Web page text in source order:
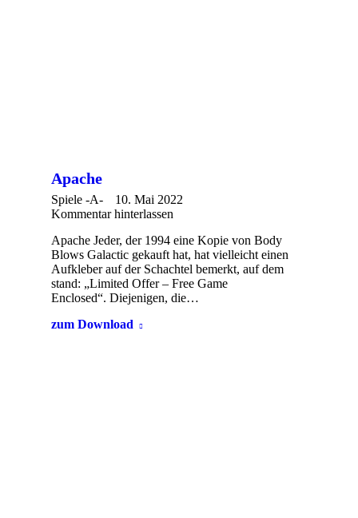
Apache
Spiele -A-
10. Mai 2022
Kommentar hinterlassen
Apache Jeder, der 1994 eine Kopie von Body
Blows Galactic gekauft hat, hat vielleicht einen
Aufkleber auf der Schachtel bemerkt, auf dem
stand: „Limited Offer – Free Game
Enclosed“. Diejenigen, die…
zum Download